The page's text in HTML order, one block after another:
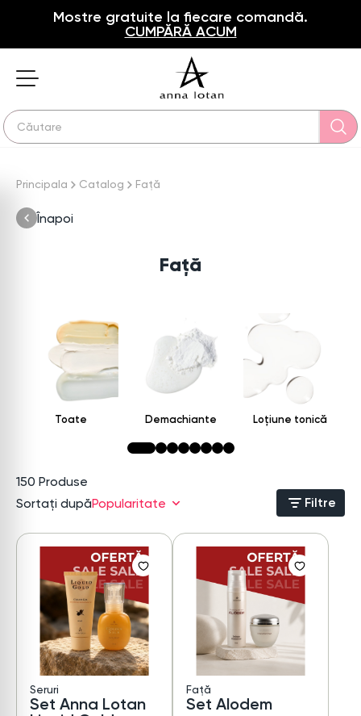
Mostre gratuite la fiecare comandă.
CUMPĂRĂ ACUM
Principala Catalog Față
Înapoi
Față
Toate Demachiante Loțiune tonică
150 Produse
Sortați dupăPopularitate Filtre
Seruri
Set Anna Lotan
Față
Set Alodem